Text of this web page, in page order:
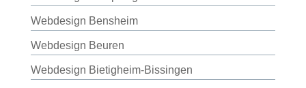
Webdesign Bensheim
Webdesign Beuren
Webdesign Bietigheim-Bissingen